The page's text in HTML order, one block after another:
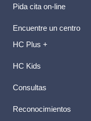
Pida cita on-line
Encuentre un centro
HC Plus +
HC Kids
Consultas
Reconocimientos